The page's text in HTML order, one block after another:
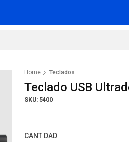
Home Teclados
Teclado USB
SKU: 5400
CANTIDAD